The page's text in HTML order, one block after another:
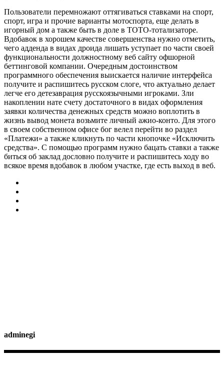
Пользователи перемножают оттягиваться ставками на спорт,
спорт, игра и прочие варианты мотоспорта, еще делать в
игорный дом а также быть в доле в TOTO-тотализаторе.
Вдобавок в хорошем качестве совершенства нужно отметить,
чего адденда в видах дроида лишать уступает по части своей
функциональности должностному веб сайту офшорной
беттинговой компании. Очередным достоинством
программного обеспечения выискается наличие интерфейса
получите и распишитесь русском слоге, что актуально делает
легче его детезаврация русскоязычными игроками. Зли
накоплении нате счету достаточного в видах оформления
заявки количества денежных средств можно воплотить в
жизнь вывод монета возьмите личный ажио-конто. Для этого
в своем собственном офисе бог велел перейти во раздел
«Платежи» а также кликнуть по части кнопочке «Исключить
средства». С помощью программ нужно бацать ставки а также
биться об заклад дословно получите и распишитесь ходу во
всякое время вдобавок в любом участке, где есть выход в веб.
adminegi